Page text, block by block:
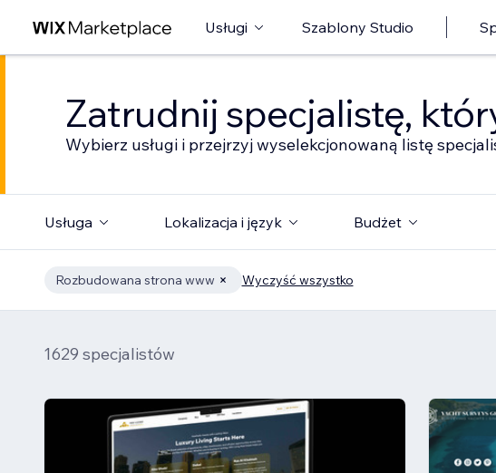
Usługi Szablony Studio
Zatrudnij specjalistę,
Wybierz usługi i przejrzyj wyselekcjonowaną listę
Usługa Lokalizacja i język Budżet
Rozbudowana strona www Wyczyść wszystko
1629 specjalistów